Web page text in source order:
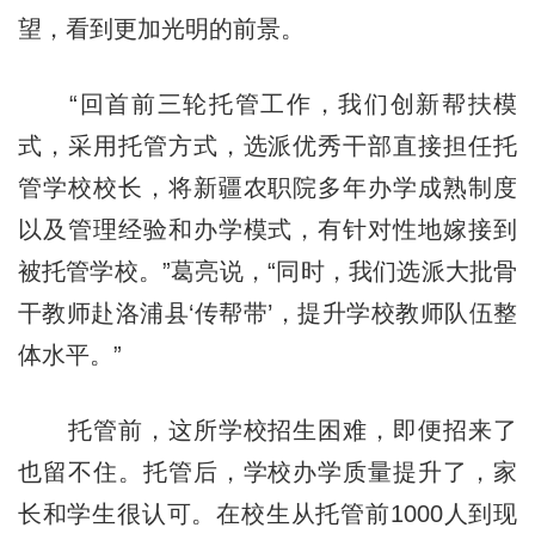
望，看到更加光明的前景。
“回首前三轮托管工作，我们创新帮扶模
式，采用托管方式，选派优秀干部直接担任托
管学校校长，将新疆农职院多年办学成熟制度
以及管理经验和办学模式，有针对性地嫁接到
被托管学校。”葛亮说，“同时，我们选派大批骨
干教师赴洛浦县‘传帮带’，提升学校教师队伍整
体水平。”
托管前，这所学校招生困难，即便招来了
也留不住。托管后，学校办学质量提升了，家
长和学生很认可。在校生从托管前1000人到现